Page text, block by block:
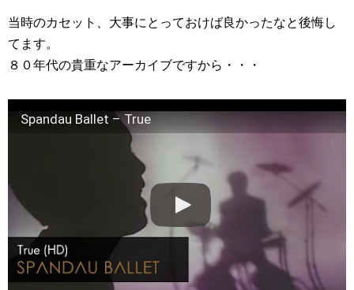
当時のカセット、大事にとっておけば良かったなと後悔し
てます。
８０年代の貴重なアーカイブですから・・・
Spandau Ballet – True